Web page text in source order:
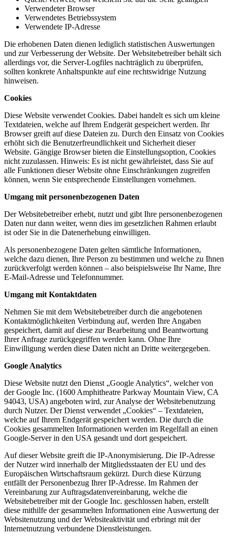
Verwendeter Browser
Verwendetes Betriebssystem
Verwendete IP-Adresse
Die erhobenen Daten dienen lediglich statistischen Auswertungen
und zur Verbesserung der Website. Der Websitebetreiber behält sich
allerdings vor, die Server-Logfiles nachträglich zu überprüfen,
sollten konkrete Anhaltspunkte auf eine rechtswidrige Nutzung
hinweisen.
Cookies
Diese Website verwendet Cookies. Dabei handelt es sich um kleine
Textdateien, welche auf Ihrem Endgerät gespeichert werden. Ihr
Browser greift auf diese Dateien zu. Durch den Einsatz von Cookies
erhöht sich die Benutzerfreundlichkeit und Sicherheit dieser
Website. Gängige Browser bieten die Einstellungsoption, Cookies
nicht zuzulassen. Hinweis: Es ist nicht gewährleistet, dass Sie auf
alle Funktionen dieser Website ohne Einschränkungen zugreifen
können, wenn Sie entsprechende Einstellungen vornehmen.
Umgang mit personenbezogenen Daten
Der Websitebetreiber erhebt, nutzt und gibt Ihre personenbezogenen
Daten nur dann weiter, wenn dies im gesetzlichen Rahmen erlaubt
ist oder Sie in die Datenerhebung einwilligen.
Als personenbezogene Daten gelten sämtliche Informationen,
welche dazu dienen, Ihre Person zu bestimmen und welche zu Ihnen
zurückverfolgt werden können – also beispielsweise Ihr Name, Ihre
E-Mail-Adresse und Telefonnummer.
Umgang mit Kontaktdaten
Nehmen Sie mit dem Websitebetreiber durch die angebotenen
Kontaktmöglichkeiten Verbindung auf, werden Ihre Angaben
gespeichert, damit auf diese zur Bearbeitung und Beantwortung
Ihrer Anfrage zurückgegriffen werden kann. Ohne Ihre
Einwilligung werden diese Daten nicht an Dritte weitergegeben.
Google Analytics
Diese Website nutzt den Dienst „Google Analytics“, welcher von
der Google Inc. (1600 Amphitheatre Parkway Mountain View, CA
94043, USA) angeboten wird, zur Analyse der Websitebenutzung
durch Nutzer. Der Dienst verwendet „Cookies“ – Textdateien,
welche auf Ihrem Endgerät gespeichert werden. Die durch die
Cookies gesammelten Informationen werden im Regelfall an einen
Google-Server in den USA gesandt und dort gespeichert.
Auf dieser Website greift die IP-Anonymisierung. Die IP-Adresse
der Nutzer wird innerhalb der Mitgliedsstaaten der EU und des
Europäischen Wirtschaftsraum gekürzt. Durch diese Kürzung
entfällt der Personenbezug Ihrer IP-Adresse. Im Rahmen der
Vereinbarung zur Auftragsdatenvereinbarung, welche die
Websitebetreiber mit der Google Inc. geschlossen haben, erstellt
diese mithilfe der gesammelten Informationen eine Auswertung der
Websitenutzung und der Websiteaktivität und erbringt mit der
Internetnutzung verbundene Dienstleistungen.